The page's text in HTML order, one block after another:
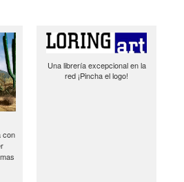
con
Una librería excepcional en la
red ¡Pincha el logo!